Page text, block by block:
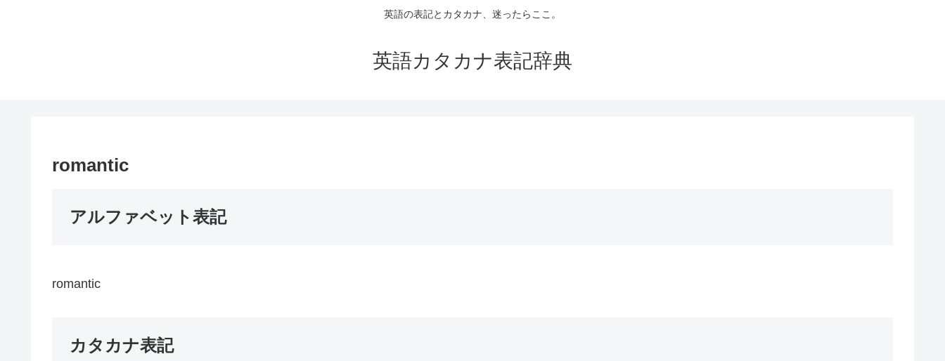
英語の表記とカタカナ、迷ったらここ。
英語カタカナ表記辞典
romantic
アルファベット表記
romantic
カタカナ表記